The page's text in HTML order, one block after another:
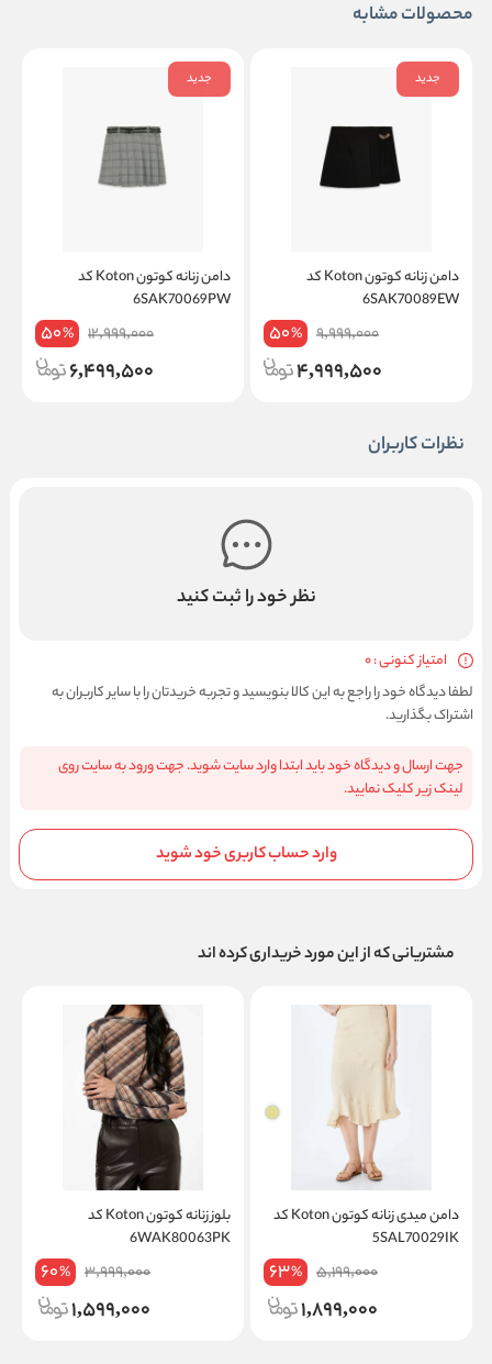
محصولات مشابه
جدید
دامن زنانه کوتون Koton کد
6SAK70089EW
9,999,000
50%
4,999,500
جدید
دامن زنانه کوتون Koton کد
6SAK70069PW
12,999,000
50%
6,499,500
نظرات کاربران
نظر خود را ثبت کنید
امتیاز کنونی : 0
لطفا دیدگاه خود را راجع به این کالا بنویسید و تجربه خریدتان را با سایر کاربران به
اشتراک بگذارید.
جهت ارسال و دیدگاه خود باید ابتدا وارد سایت شوید. جهت ورود به سایت روی
لینک زیر کلیک نمایید.
وارد حساب کاربری خود شوید
مشتریانی که از این مورد خریداری کرده اند
دامن میدی زنانه کوتون Koton کد
5SAL70029IK
5,199,000
63%
1,899,000
بلوز زنانه کوتون Koton کد
6WAK80063PK
3,999,000
60%
1,599,000